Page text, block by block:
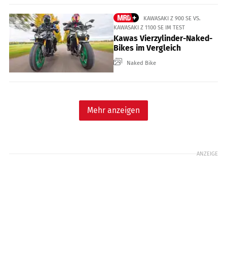
KAWASAKI Z 900 SE VS.
KAWASAKI Z 1100 SE IM TEST
Kawas Vierzylinder-Naked-
Bikes im Vergleich
Naked Bike
Mehr anzeigen
ANZEIGE